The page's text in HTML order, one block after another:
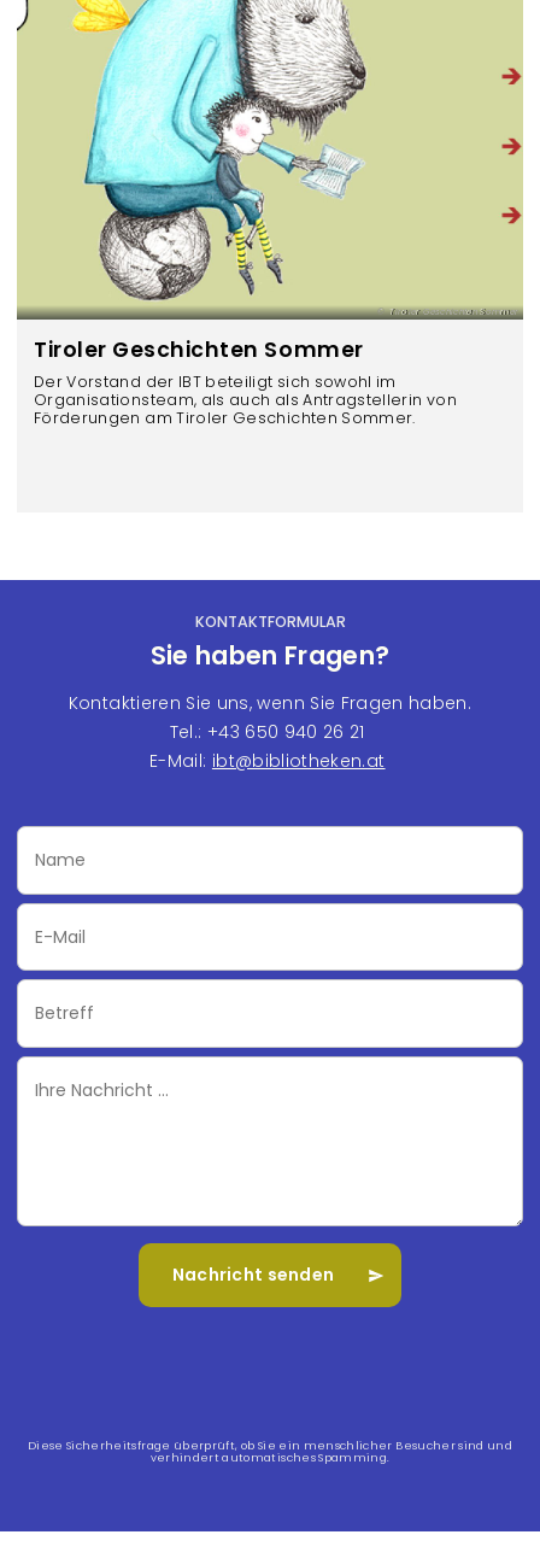
Tiroler Geschichten Sommer
Tiroler Geschichten Sommer
Der Vorstand der IBT beteiligt sich sowohl im
Organisationsteam, als auch als Antragstellerin von
Förderungen am Tiroler Geschichten Sommer.
KONTAKTFORMULAR
Sie haben Fragen?
Kontaktieren Sie uns, wenn Sie Fragen haben.
Tel.: +43 650 940 26 21
E-Mail: ibt@bibliotheken.at
Name
Email
Subject
Ihre
Nachricht
Diese Sicherheitsfrage überprüft, ob Sie ein menschlicher Besucher sind und
verhindert automatisches Spamming.